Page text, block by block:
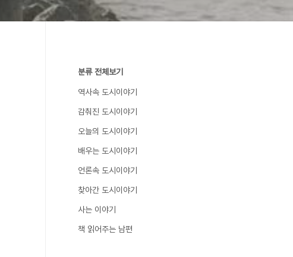
분류 전체보기
역사속 도시이야기
감춰진 도시이야기
오늘의 도시이야기
배우는 도시이야기
언론속 도시이야기
찾아간 도시이야기
사는 이야기
책 읽어주는 남편